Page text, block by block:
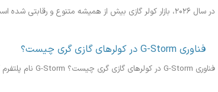
در سال ۲۰۲۶، بازار کولر گازی بیش از همیشه متنوع و رقابتی شده است. با توجه به تغییر استانداردهای انرژی...
فناوری G-Storm در کولرهای گازی گری چیست؟
فناوری G-Storm در کولرهای گازی گری چیست؟ G-Storm نام پلتفرم کمپرسور نسل جدید شرکت گری است که با تمرکز بر...